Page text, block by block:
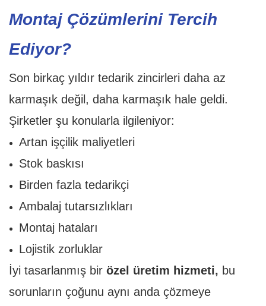
Montaj Çözümlerini Tercih
Ediyor?
Son birkaç yıldır tedarik zincirleri daha az
karmaşık değil, daha karmaşık hale geldi.
Şirketler şu konularla ilgileniyor:
Artan işçilik maliyetleri
Stok baskısı
Birden fazla tedarikçi
Ambalaj tutarsızlıkları
Montaj hataları
Lojistik zorluklar
İyi tasarlanmış bir özel üretim hizmeti, bu
sorunların çoğunu aynı anda çözmeye